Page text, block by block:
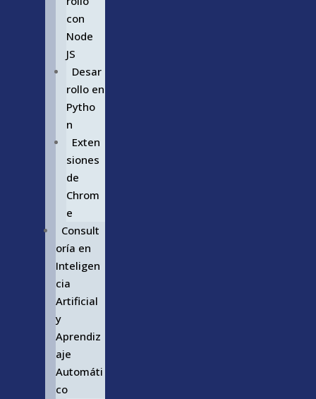
con
Node
JS
Desar
rollo en
Pytho
n
Exten
siones
de
Chrom
e
Consult
oría en
Inteligen
cia
Artificial
y
Aprendiz
aje
Automáti
co